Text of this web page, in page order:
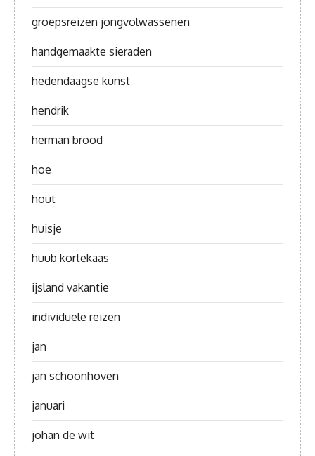
groepsreizen jongvolwassenen
handgemaakte sieraden
hedendaagse kunst
hendrik
herman brood
hoe
hout
huisje
huub kortekaas
ijsland vakantie
individuele reizen
jan
jan schoonhoven
januari
johan de wit